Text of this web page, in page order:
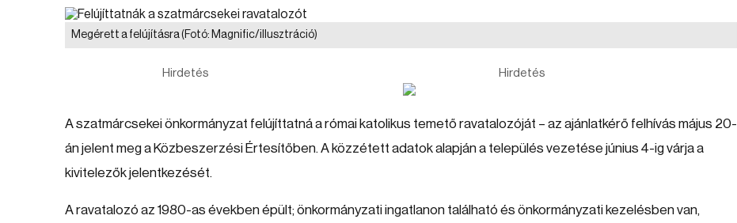
Megérett a felújításra(Fotó: Magnific/illusztráció)
Hirdetés Hirdetés
A szatmárcsekei önkormányzat felújíttatná a római katolikus temető ravatalozóját – az ajánlatkérő felhívás május 20-
án jelent meg a Közbeszerzési Értesítőben. A közzétett adatok alapján a település vezetése június 4-ig várja a
kivitelezők jelentkezését.
A ravatalozó az 1980-as években épült; önkormányzati ingatlanon található és önkormányzati kezelésben van,